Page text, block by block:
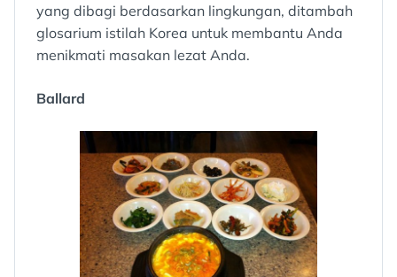
yang dibagi berdasarkan lingkungan, ditambah
glosarium istilah Korea untuk membantu Anda
menikmati masakan lezat Anda.
Ballard